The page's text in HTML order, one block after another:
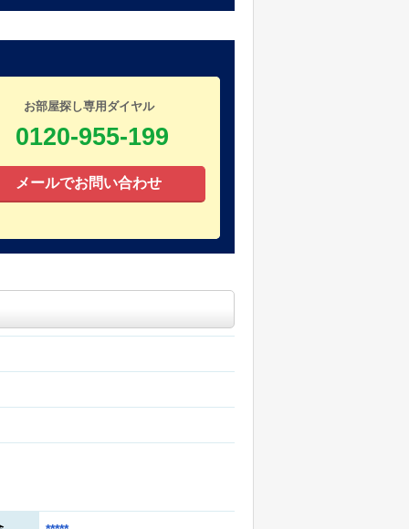
お部屋探し専用ダイヤル
0120-955-199
メールでお問い合わせ